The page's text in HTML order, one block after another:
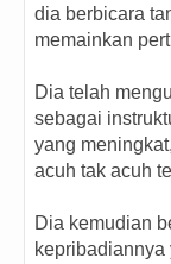
dia berbicara
memainkan
Dia telah
sebagai
yang
acuh tak acuh
Dia kemudian
kepribadiannya